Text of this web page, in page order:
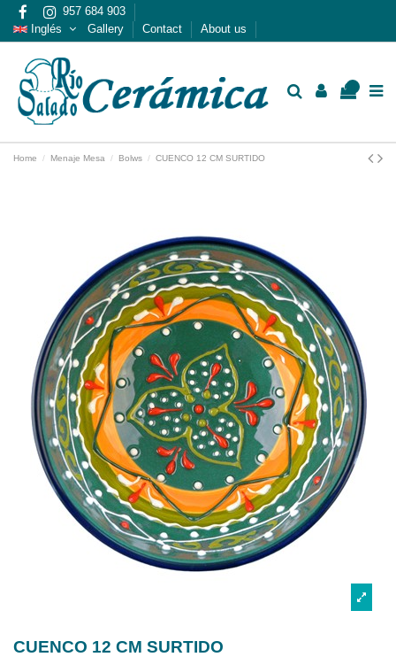
957 684 903
Inglés
Gallery Contact About us
Home Menaje Mesa Bolws CUENCO 12 CM SURTIDO
CUENCO 12 CM SURTIDO